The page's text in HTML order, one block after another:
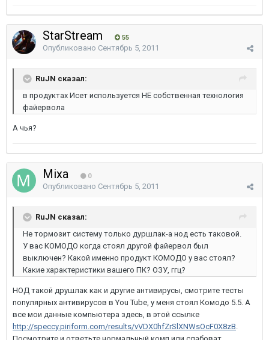
StarStream 55
Опубликовано Сентябрь 5, 2011
RuJN сказал:
в продуктах Исет используется НЕ собственная технология
файервола
А чья?
Mixa 0
Опубликовано Сентябрь 5, 2011
RuJN сказал:
Не тормозит систему только дуршлак-а нод есть таковой.
У вас КОМОДО когда стоял другой файервол был
выключен? Какой именно продукт КОМОДО у вас стоял?
Какие характеристики вашего ПК? ОЗУ, ггц?
НОД такой друшлак как и другие антивирусы, смотрите тесты
популярных антивирусов в You Tube, у меня стоял Комодо 5.5. А
все мои данные компьютера здесь, в этой ссылке
http://speccy.piriform.com/results/vVDX0hfZrSlXNWsOcF0X8zB.